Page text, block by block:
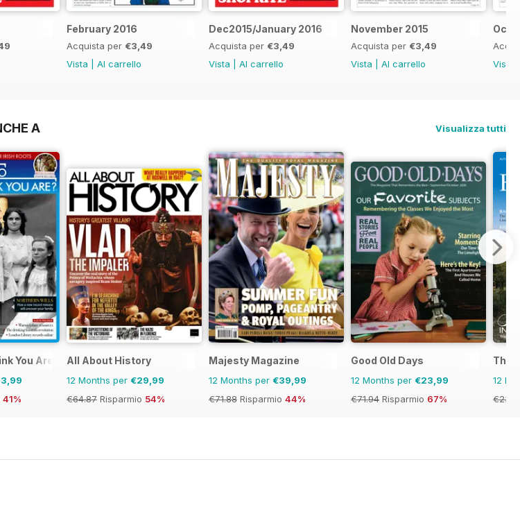
February 2016
Acquista per €3,49
Vista
Al carrello
Dec2015/January 2016
Acquista per €3,49
Vista
Al carrello
November 2015
Acquista per €3,49
Vista
Al carrello
Vista
A Visualizza tutti
You Are?
41%
All About History
12 Months per €29,99
€64.87 Risparmio 54%
Majesty Magazine
12 Months per €39,99
€71.88 Risparmio 44%
Good Old Days
12 Months per €23,99
€71.94 Risparmio 67%
This
12